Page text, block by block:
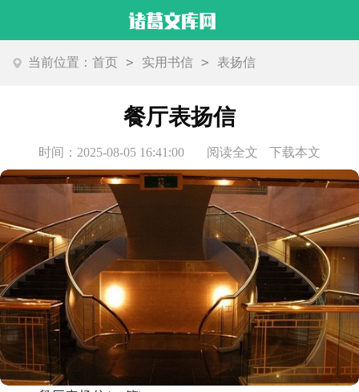
当前位置：首页 > 实用书信 > 表扬信
餐厅表扬信
时间：2025-08-05 16:41:00 阅读全文 下载本文